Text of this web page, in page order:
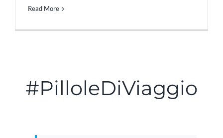
Read More
#PilloleDiViaggio